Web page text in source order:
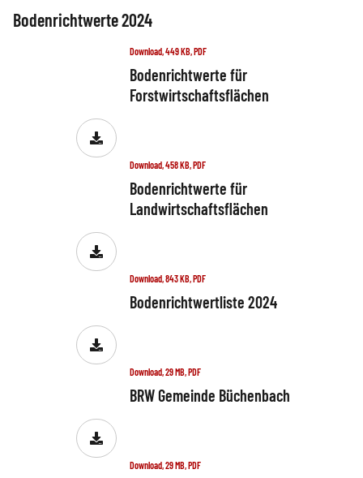
Bodenrichtwerte 2024
Download, 449 KB, PDF
Bodenrichtwerte für
Forstwirtschaftsflächen
Download, 458 KB, PDF
Bodenrichtwerte für
Landwirtschaftsflächen
Download, 843 KB, PDF
Bodenrichtwertliste 2024
Download, 29 MB, PDF
BRW Gemeinde Büchenbach
Download, 29 MB, PDF